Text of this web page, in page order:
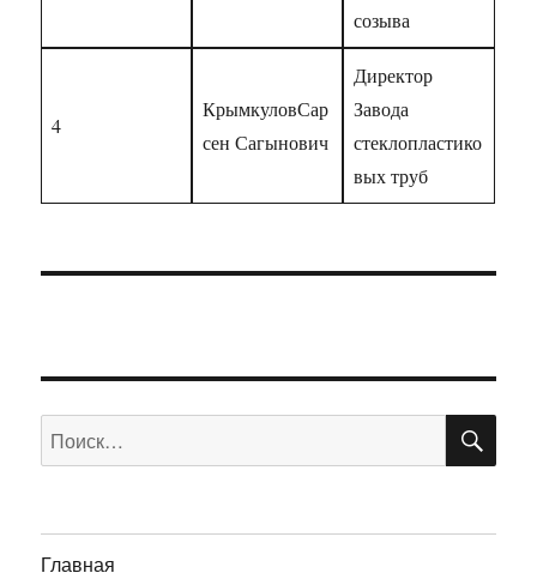
созыва
4
КрымкуловСар
сен Сагынович
Директор
Завода
стеклопластико
вых труб
Искать:
Главная